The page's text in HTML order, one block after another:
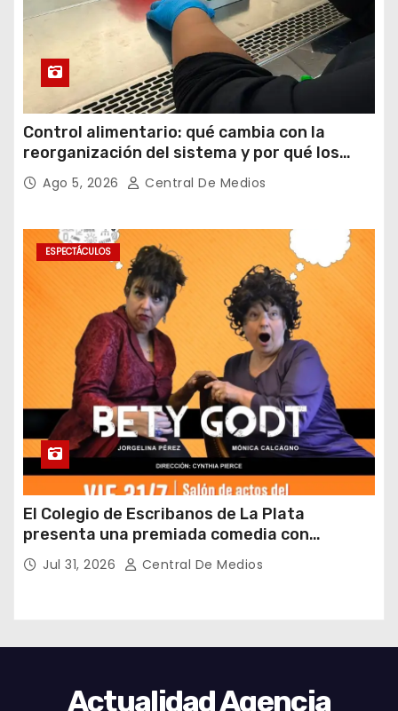
Control alimentario: qué cambia con la
reorganización del sistema y por qué los
laboratorios serán clave para garantizar la
inocuidad
Ago 5, 2026 Central De Medios
ESPECTÁCULOS
El Colegio de Escribanos de La Plata
presenta una premiada comedia con
entrada gratuita y fin solidario
Jul 31, 2026 Central De Medios
Actualidad Agencia